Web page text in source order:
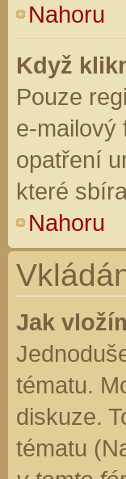
Nahoru
Když
Pouze
e-mailový
opatření
které
Nahoru
Jak
tématu.
diskuze.
tématu